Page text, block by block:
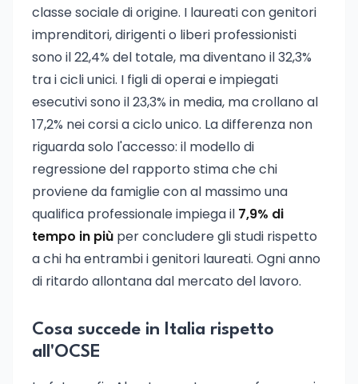
classe sociale di origine. I laureati con genitori
imprenditori, dirigenti o liberi professionisti
sono il 22,4% del totale, ma diventano il 32,3%
tra i cicli unici. I figli di operai e impiegati
esecutivi sono il 23,3% in media, ma crollano al
17,2% nei corsi a ciclo unico. La differenza non
riguarda solo l'accesso: il modello di
regressione del rapporto stima che chi
proviene da famiglie con al massimo una
qualifica professionale impiega il 7,9% di
tempo in più per concludere gli studi rispetto
a chi ha entrambi i genitori laureati. Ogni anno
di ritardo allontana dal mercato del lavoro.
Cosa succede in Italia rispetto
all'OCSE